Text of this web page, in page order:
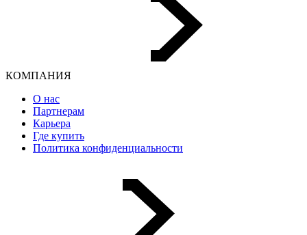
КОМПАНИЯ
О нас
Партнерам
Карьера
Где купить
Политика конфиденциальности